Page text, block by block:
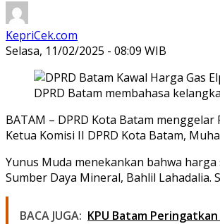
KepriCek.com
Selasa, 11/02/2025 - 08:09 WIB
DPRD Batam membahasa
BATAM – DPRD Kota Batam
Ketua Komisi II DPRD Kota Batam,
Yunus Muda menekankan bahwa
Sumber Daya Mineral, Bahlil Lahadalia.
BACA JUGA: KPU Batam